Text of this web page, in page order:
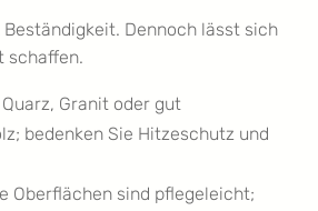
Beständigkeit. Dennoch lässt sich
schaffen.
Granit oder gut
bedenken Sie Hitzeschutz und
Oberflächen sind pflegeleicht;